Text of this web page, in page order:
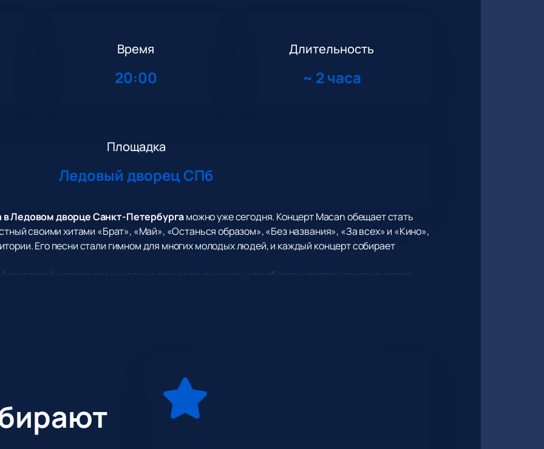
Время
20:00
Длительность
~ 2 часа
Площадка
Ледовый дворец СПб
в Ледовом дворце Санкт-Петербургаможно уже сегодня. Концерт Macan обещает стать
своими хитами «Брат», «Май», «Останься образом», «Без названия», «За всех» и «Кино»,
Его песни стали гимном для многих молодых людей, и каждый концерт собирает
акустикой и современным техническим оснащением, что обеспечивает высокое качество